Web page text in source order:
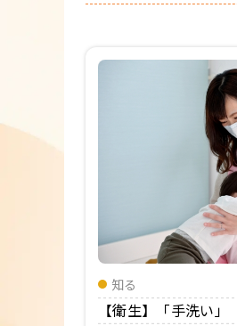
知る
【衛生】「手洗い